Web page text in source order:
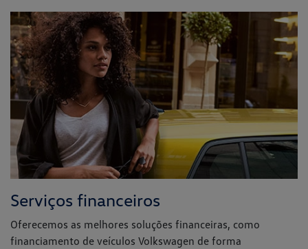
Serviços financeiros
Oferecemos as melhores soluções financeiras, como
financiamento de veículos Volkswagen de forma